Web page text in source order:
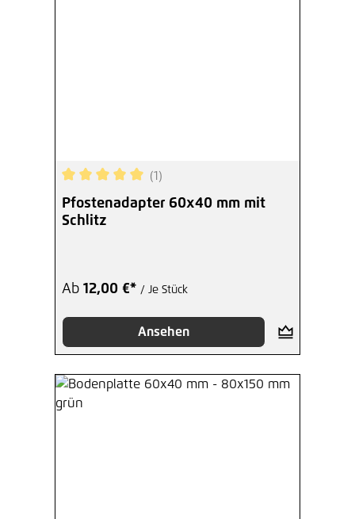
Durchschnittliche Bewertung von 5 von 5
(1)
Pfostenadapter 60x40 mm mit
Schlitz
Ab 12,00 €* / Je Stück
Ansehen